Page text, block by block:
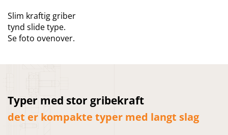
Slim kraftig griber
tynd slide type.
Se foto ovenover.
Typer med stor gribekraft
det er kompakte typer med langt slag